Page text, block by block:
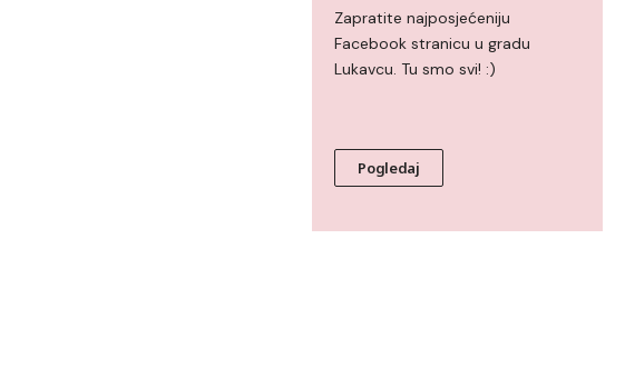
Zapratite najposjećeniju
Facebook stranicu u gradu
Lukavcu. Tu smo svi! :)
Pogledaj